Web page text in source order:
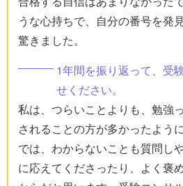
うな心持ちで、自分の番号を発
驚きました。
1年間を振り返って、受
せください。
私は、つらいことよりも、勉強
されることの方が多かったよう
では、わからないことも質問し
に応えてくださったり、よく褒